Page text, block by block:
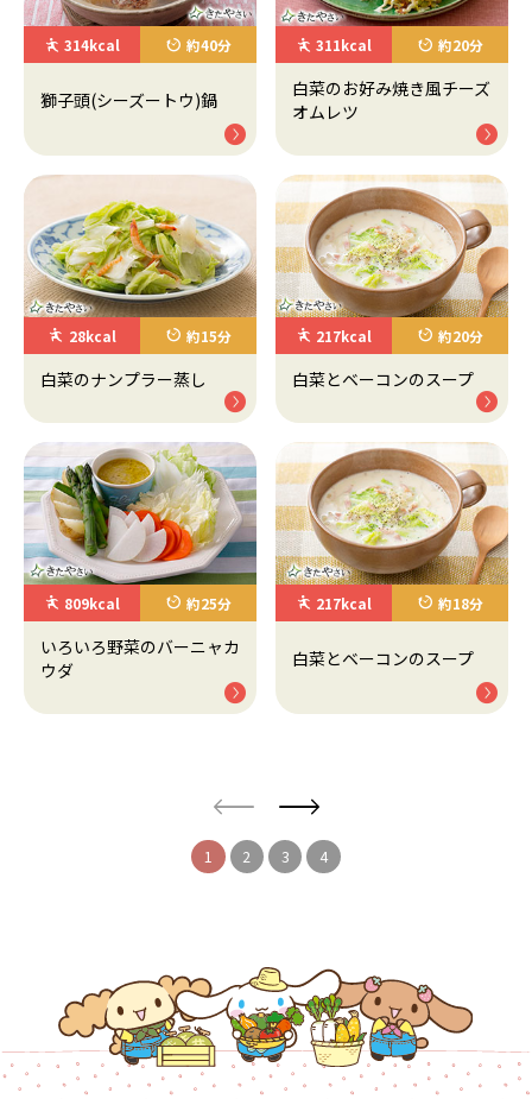
314kcal 約40分
獅子頭(シーズートウ)鍋
311kcal 約20分
白菜のお好み焼き風チーズ
オムレツ
28kcal 約15分
白菜のナンプラー蒸し
217kcal 約20分
白菜とベーコンのスープ
809kcal 約25分
いろいろ野菜のバーニャカ
ウダ
217kcal 約18分
白菜とベーコンのスープ
1 2 3 4